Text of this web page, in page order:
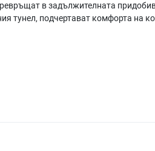
в задължителната
тунел, подчертават комфорта на